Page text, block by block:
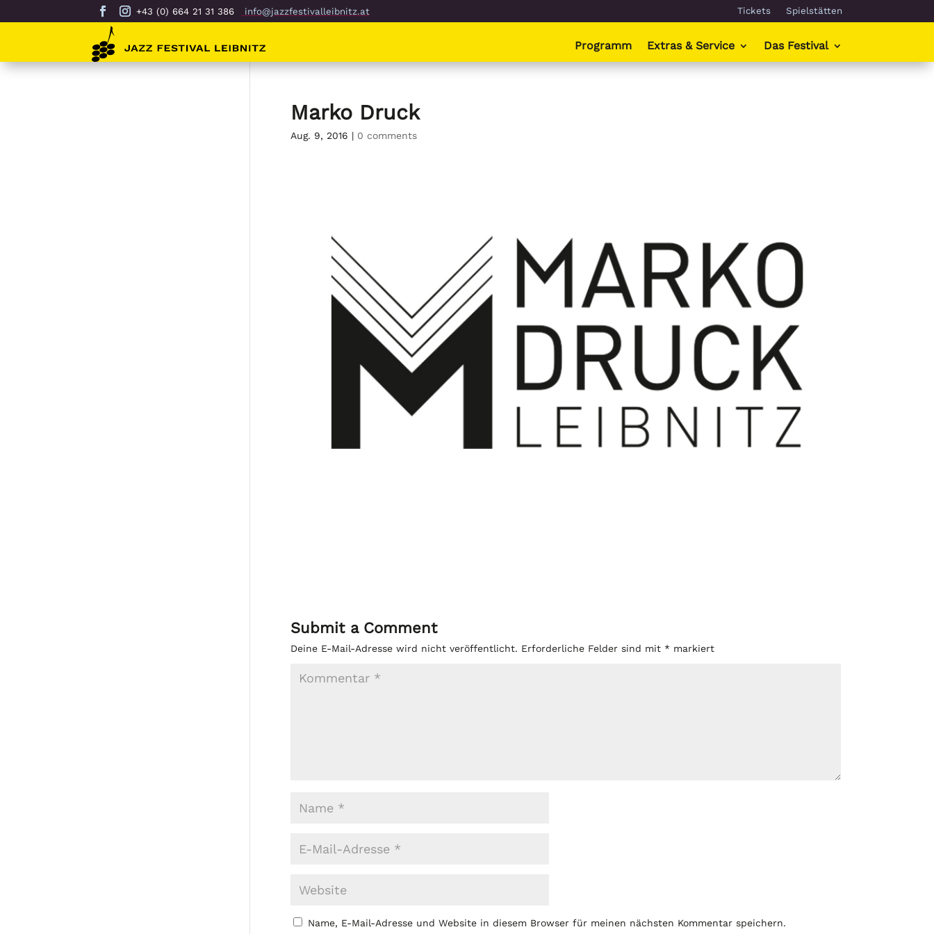
+43 (0) 664 21 31 386 info@jazzfestivalleibnitz.at Tickets Spielstätten
Programm Extras & Service Das Festival
Marko Druck
Aug. 9, 2016 | 0 comments
Submit a Comment
Deine E-Mail-Adresse wird nicht veröffentlicht. Erforderliche Felder sind mit *markiert
Name, E-Mail-Adresse und Website in diesem Browser für meinen nächsten Kommentar speichern.